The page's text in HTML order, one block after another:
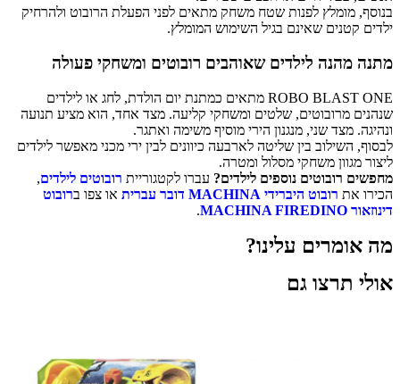
בנוסף, מומלץ לפנות שטח משחק מתאים לפני הפעלת הרובוט ולהרחיק
ילדים קטנים שאינם בגיל השימוש המומלץ.
מתנה מהנה לילדים שאוהבים רובוטים ומשחקי פעולה
ROBO BLAST ONE מתאים כמתנת יום הולדת, לחג או לילדים
שנהנים מרובוטים, שלטים ומשחקי קליעה. מצד אחד, הוא מציע תנועה
ונהיגה. מצד שני, מנגנון הירי מוסיף משימה ואתגר.
לבסוף, השילוב בין שליטה לארבעה כיוונים לבין ירי מכני מאפשר לילדים
ליצור מגוון משחקי מסלול ומטרה.
מחפשים רובוטים נוספים לילדים? עברו לקטגוריית רובוטים לילדים,
הכירו את רובוט היברידי MACHINA דובר עברית או צפו ברובוט
דינוזאור MACHINA FIREDINO
.
מה אומרים עלינו?
אולי תרצו גם